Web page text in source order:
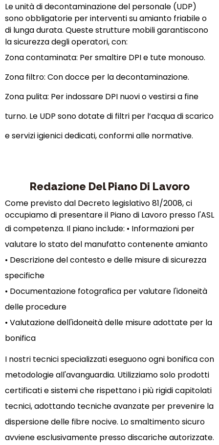
Le unità di decontaminazione del personale (UDP)
sono obbligatorie per interventi su amianto friabile o
di lunga durata. Queste strutture mobili garantiscono
la sicurezza degli operatori, con:
Zona contaminata: Per smaltire DPI e tute monouso.
Zona filtro: Con docce per la decontaminazione.
Zona pulita: Per indossare DPI nuovi o vestirsi a fine
turno. Le UDP sono dotate di filtri per l’acqua di scarico
e servizi igienici dedicati, conformi alle normative.
Redazione Del Piano Di Lavoro
Come previsto dal Decreto legislativo 81/2008, ci
occupiamo di presentare il Piano di Lavoro presso l'ASL
di competenza. Il piano include: • Informazioni per
valutare lo stato del manufatto contenente amianto
• Descrizione del contesto e delle misure di sicurezza
specifiche
• Documentazione fotografica per valutare l'idoneità
delle procedure
• Valutazione dell'idoneità delle misure adottate per la
bonifica
I nostri tecnici specializzati eseguono ogni bonifica con
metodologie all'avanguardia. Utilizziamo solo prodotti
certificati e sistemi che rispettano i più rigidi capitolati
tecnici, adottando tecniche avanzate per prevenire la
dispersione delle fibre nocive. Lo smaltimento sicuro
avviene esclusivamente presso discariche autorizzate.